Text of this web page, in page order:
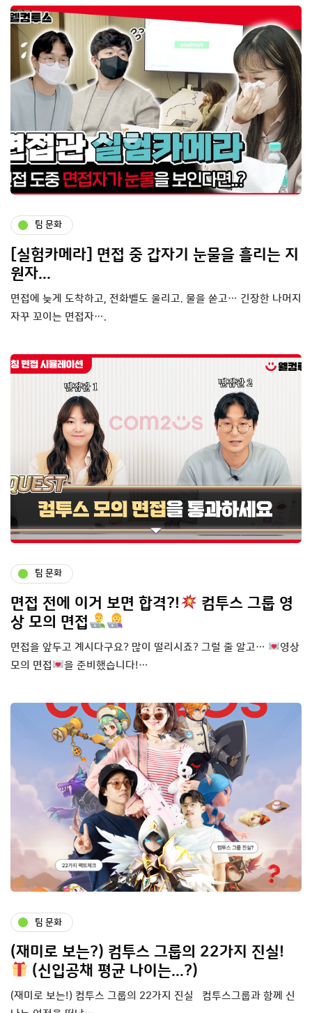
팀 문화
[실험카메라] 면접 중 갑자기 눈물을 흘리는 지
원자...
면접에 늦게 도착하고, 전화벨도 울리고. 물을 쏟고… 긴장한 나머지
자꾸 꼬이는 면접자….
팀 문화
면접 전에 이거 보면 합격?!
컴투스 그룹 영
상 모의 면접
면접을 앞두고 계시다구요? 많이 떨리시죠? 그럴 줄 알고…
영상
모의 면접
을 준비했습니다!…
팀 문화
(재미로 보는?) 컴투스 그룹의 22가지 진실!
(신입공채 평균 나이는...?)
(재미로 보는!) 컴투스 그룹의 22가지 진실 컴투스그룹과 함께 신